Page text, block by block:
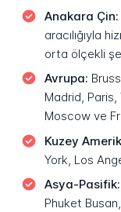
Anakara Çin:
aracılığıyla
orta ölçekli
Avrupa:
Madrid,
Moscow ve
Kuzey
York, Los
Asya-Pasifik:
Phuket